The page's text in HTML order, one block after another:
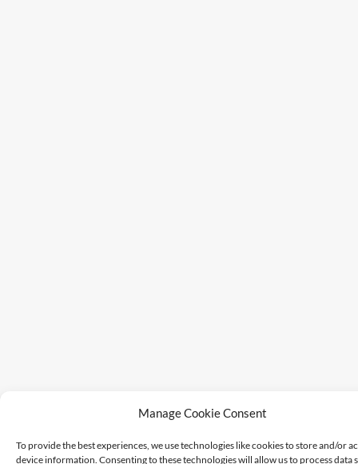
Manage Cookie Consent
To provide the best experiences, we use technologies like cookies to store and/or
device information. Consenting to these technologies will allow us to process data